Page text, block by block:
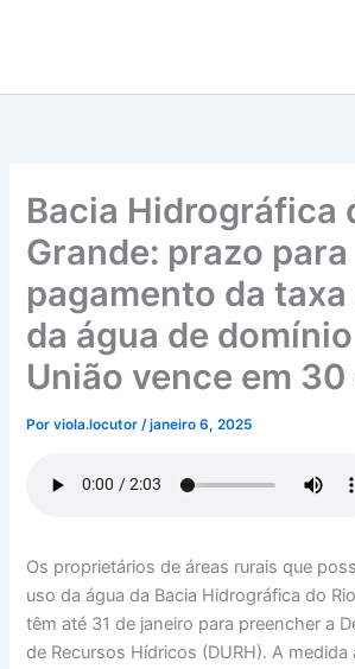
conteúdo
Bacia Hidrográfica
Grande: prazo para
pagamento da taxa
da água de
União vence em
Porviola.locutor/janeiro 6, 2025
Os proprietários de áreas rurais que
uso da água da Bacia Hidrográfica do
têm até 31 de janeiro para preencher a
de Recursos Hídricos (DURH). A medida